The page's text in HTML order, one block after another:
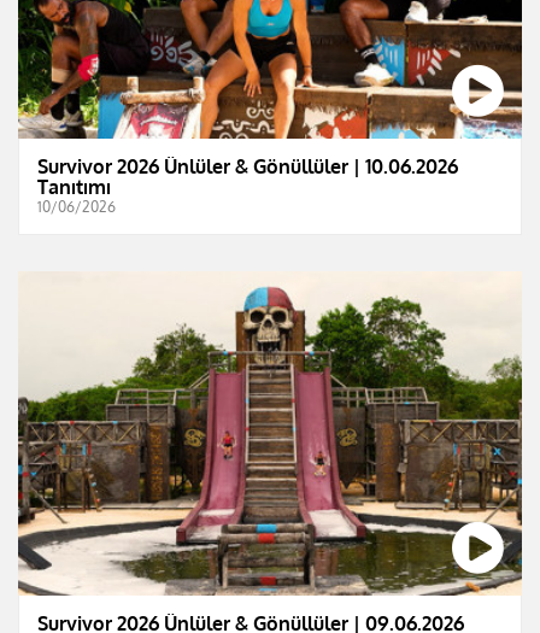
Survivor 2026 Ünlüler & Gönüllüler | 10.06.2026
Tanıtımı
10/06/2026
Survivor 2026 Ünlüler & Gönüllüler | 09.06.2026